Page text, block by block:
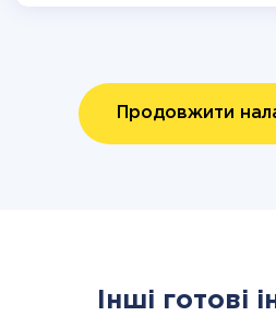
Продовжити
Інші готові